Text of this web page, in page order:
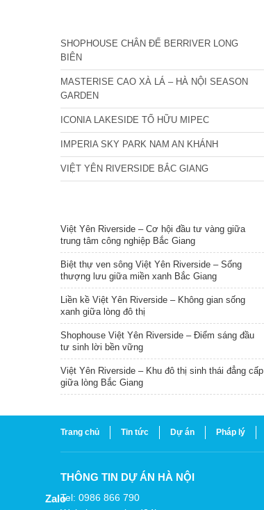
SHOPHOUSE CHÂN ĐẾ BERRIVER LONG
BIÊN
MASTERISE CAO XÀ LÁ – HÀ NỘI SEASON
GARDEN
ICONIA LAKESIDE TỐ HỮU MIPEC
IMPERIA SKY PARK NAM AN KHÁNH
VIỆT YÊN RIVERSIDE BẮC GIANG
Việt Yên Riverside – Cơ hội đầu tư vàng giữa
trung tâm công nghiệp Bắc Giang
Biệt thự ven sông Việt Yên Riverside – Sống
thượng lưu giữa miền xanh Bắc Giang
Liền kề Việt Yên Riverside – Không gian sống
xanh giữa lòng đô thị
Shophouse Việt Yên Riverside – Điểm sáng đầu
tư sinh lời bền vững
Việt Yên Riverside – Khu đô thị sinh thái đẳng cấp
giữa lòng Bắc Giang
Trang chủ Tin tức Dự án Pháp lý
THÔNG TIN DỰ ÁN HÀ NỘI
Tel: 0986 866 790
Zalo